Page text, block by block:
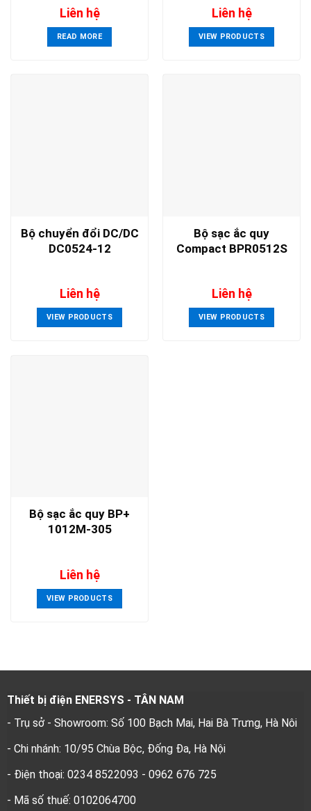
Liên hệ
READ MORE
Liên hệ
VIEW PRODUCTS
Bộ chuyển đổi DC/DC
DC0524-12
Liên hệ
VIEW PRODUCTS
Bộ sạc ắc quy
Compact BPR0512S
Liên hệ
VIEW PRODUCTS
Bộ sạc ắc quy BP+
1012M-305
Liên hệ
VIEW PRODUCTS
Thiết bị điện ENERSYS - TÂN NAM
- Trụ sở - Showroom: Số 100 Bạch Mai, Hai Bà Trưng, Hà Nôi
- Chi nhánh: 10/95 Chùa Bộc, Đống Đa, Hà Nội
- Điện thoại: 0234 8522093 - 0962 676 725
- Mã số thuế: 0102064700